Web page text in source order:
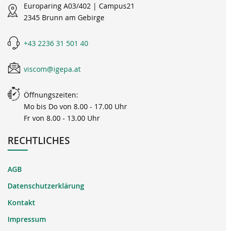
Europaring A03/402 | Campus21
2345 Brunn am Gebirge
+43 2236 31 501 40
viscom@igepa.at
Öffnungszeiten:
Mo bis Do von 8.00 - 17.00 Uhr
Fr von 8.00 - 13.00 Uhr
RECHTLICHES
AGB
Datenschutzerklärung
Kontakt
Impressum